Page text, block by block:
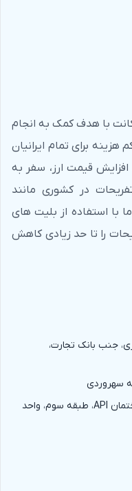
با هدف کمک به انجام
هزینه برای تمام ایرانیان
قیمت ارز، سفر به
در کشوری مانند
اما با استفاده از بلیت های
را تا حد زیادی کاهش
جنب بانک تجارت،
سهروردی
امارات، دبی، بَر دبی، السوق الکبیر، ساختمان API، طبقه سوم، واحد